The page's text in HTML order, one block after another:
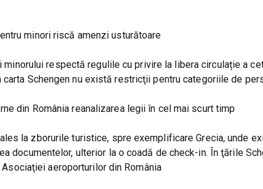
minori riscă amenzi usturătoare
respectă regulile cu privire la libera circulație a
Schengen nu există restricţii pentru categoriile de
din România reanalizarea legii în cel mai scurt timp
la zborurile turistice, spre exemplificare Grecia, unde
documentelor, ulterior la o coadă de check-in. În ţările
aeroporturilor din România